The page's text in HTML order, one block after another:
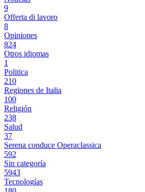
9
Offerta di lavoro
8
Opiniones
824
Otros idiomas
1
Politica
210
Regiones de Italia
100
Religión
238
Salud
37
Serena conduce Operaclassica
592
Sin categoría
5943
Tecnologías